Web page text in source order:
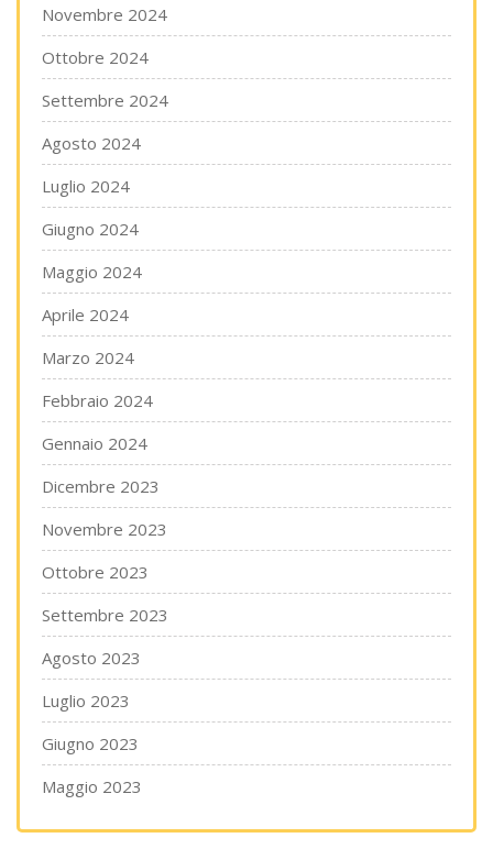
Novembre 2024
Ottobre 2024
Settembre 2024
Agosto 2024
Luglio 2024
Giugno 2024
Maggio 2024
Aprile 2024
Marzo 2024
Febbraio 2024
Gennaio 2024
Dicembre 2023
Novembre 2023
Ottobre 2023
Settembre 2023
Agosto 2023
Luglio 2023
Giugno 2023
Maggio 2023